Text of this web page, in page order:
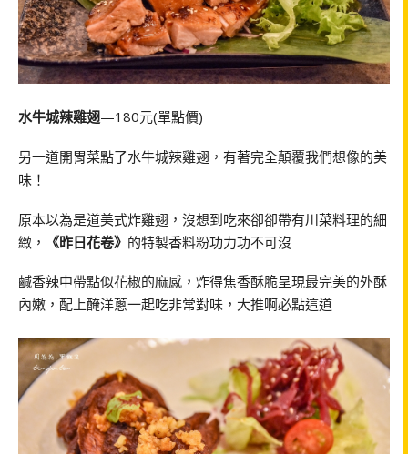
水牛城辣雞翅—180元(單點價)
另一道開胃菜點了水牛城辣雞翅，有著完全顛覆我們想像的美
味！
原本以為是道美式炸雞翅，沒想到吃來卻卻帶有川菜料理的細
緻，
《昨日花卷》 的特製香料粉功力功不可沒
鹹香辣中帶點似花椒的麻感，炸得焦香酥脆呈現最完美的外酥
內嫩，配上醃洋蔥一起吃非常對味，大推啊必點這道